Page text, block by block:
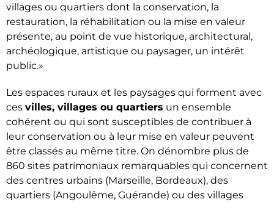
villages ou quartiers dont la conservation, la
restauration, la réhabilitation ou la mise en valeur
présente, au point de vue historique, architectural,
archéologique, artistique ou paysager, un intérêt
public.
Les espaces ruraux et les paysages qui forment avec
ces villes, villages ou quartiers un ensemble
cohérent ou qui sont susceptibles de contribuer à
leur conservation ou à leur mise en valeur peuvent
être classés au même titre. On dénombre plus de
860 sites patrimoniaux remarquables qui concernent
des centres urbains (Marseille, Bordeaux), des
quartiers (Angoulême, Guérande) ou des villages